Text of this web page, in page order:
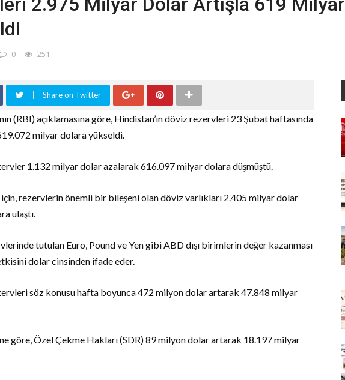
0 251
Share on Twitter
(RBI) açıklamasına göre, Hindistan’ın döviz rezervleri 23 Şubat haftasında
milyar dolara yükseldi.
1.132 milyar dolar azalarak 616.097 milyar dolara düşmüştü.
rezervlerin önemli bir bileşeni olan döviz varlıkları 2.405 milyar dolar
ulaştı.
tutulan Euro, Pound ve Yen gibi ABD dışı birimlerin değer kazanması
dolar cinsinden ifade eder.
söz konusu hafta boyunca 472 milyon dolar artarak 47.848 milyar
göre, Özel Çekme Hakları (SDR) 89 milyon dolar artarak 18.197 milyar